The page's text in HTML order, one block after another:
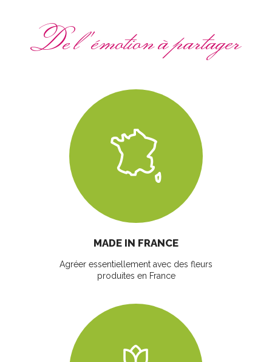
De l'émotion à partager
MADE IN FRANCE
Agréer essentiellement avec des fleurs
produites en France